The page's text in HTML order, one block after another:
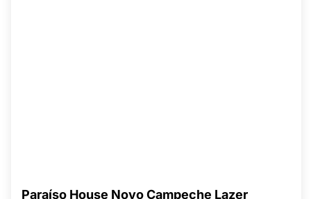
Paraíso House Novo Campeche Lazer